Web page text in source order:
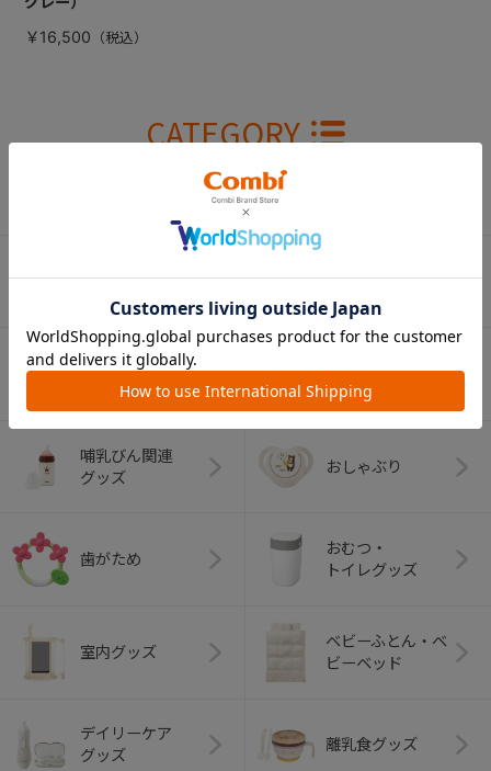
￥16,500
CATEGORY
カテゴリー
ベビーカー チャイルドシート
ベビーラック＆
ベビーチェア
（子守帯）
哺乳びん関連
グッズ
おしゃぶり
歯がため
おむつ・
トイレグッズ
室内グッズ
ベビーふとん・ベ
ビーベッド
デイリーケア
グッズ
離乳食グッズ